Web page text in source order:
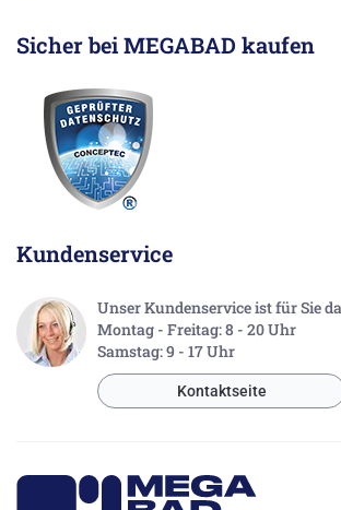
Sicher bei MEGABAD kaufen
Kundenservice
Unser Kundenservice ist für Sie
Montag - Freitag: 8 - 20 Uhr
Samstag: 9 - 17 Uhr
Kontaktseite